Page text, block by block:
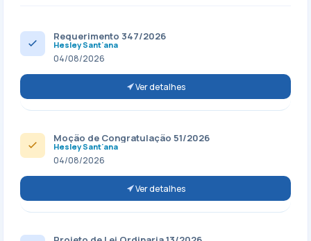
Requerimento 347/2026
Hesley Sant'ana
04/08/2026
Ver detalhes
Moção de Congratulação 51/2026
Hesley Sant'ana
04/08/2026
Ver detalhes